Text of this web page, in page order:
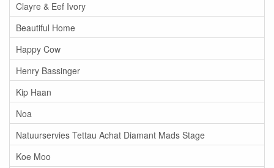
Clayre & Eef Ivory
Beautiful Home
Happy Cow
Henry Bassinger
Kip Haan
Noa
Natuurservies Tettau Achat Diamant Mads Stage
Koe Moo